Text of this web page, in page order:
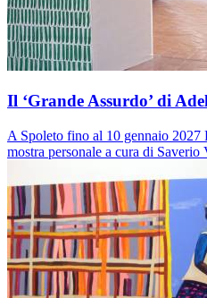
Il ‘Grande Assurdo’ di
A Spoleto fino al 10 gennaio 2027
mostra personale a cura di Saverio